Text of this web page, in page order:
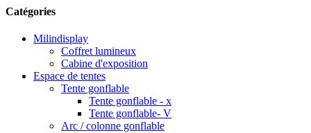
Catégories
Milindisplay
Coffret lumineux
Cabine d'exposition
Espace de tentes
Tente gonflable
Tente gonflable - x
Tente gonflable- V
Arc / colonne gonflable